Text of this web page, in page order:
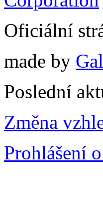
Oficiální
made by
Poslední
Změna
Prohlášení